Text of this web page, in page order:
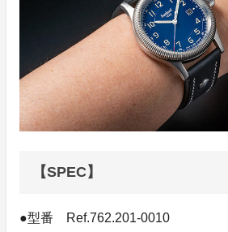
【SPEC】
●型番 Ref.762.201-0010